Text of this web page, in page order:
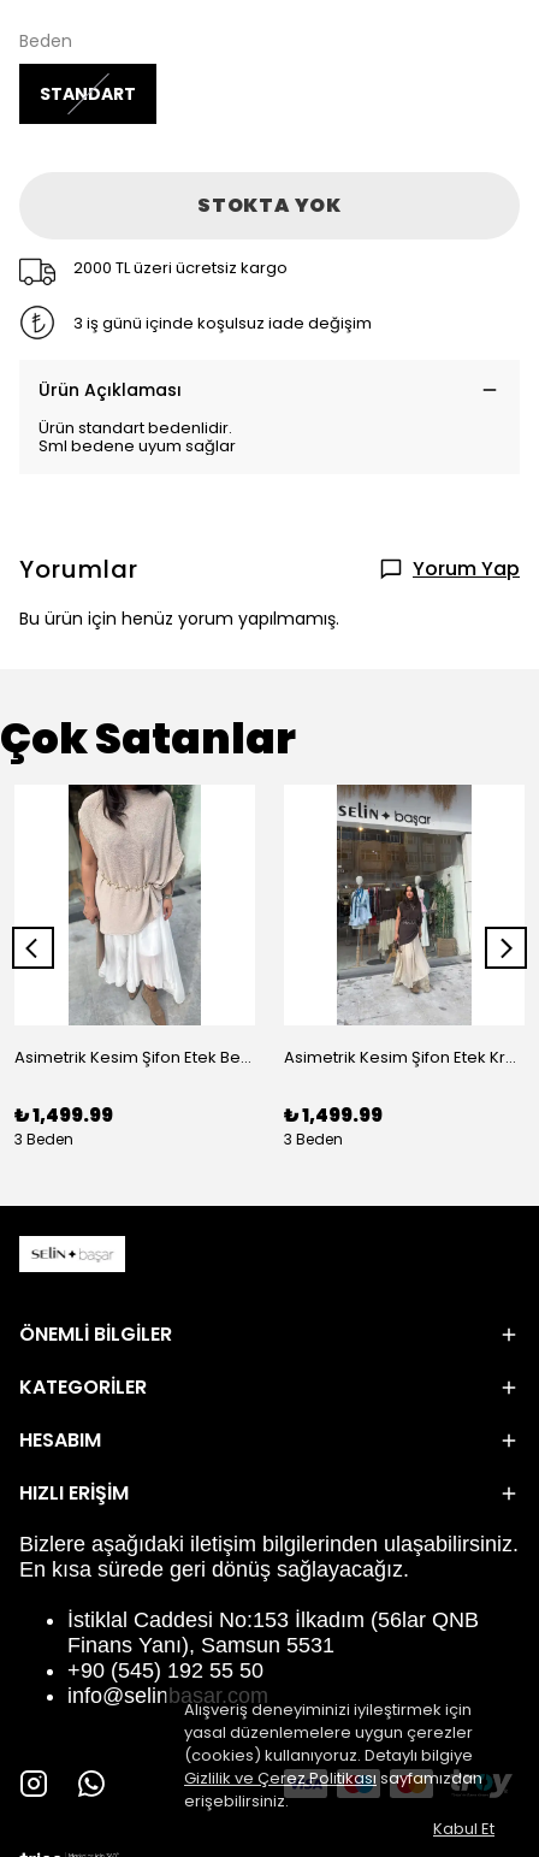
Alışveriş deneyiminizi iyileştirmek için
yasal düzenlemelere uygun çerezler
(cookies) kullanıyoruz. Detaylı bilgiye
Gizlilik ve Çerez Politikasısayfamızdan
erişebilirsiniz.
Kabul Et
Beden
STANDART
STOKTA YOK
2000 TL üzeri ücretsiz kargo
3 iş günü içinde koşulsuz iade değişim
Ürün Açıklaması
Ürün standart bedenlidir.
Sml bedene uyum sağlar
Yorumlar Yorum Yap
Bu ürün için henüz yorum yapılmamış.
Çok Satanlar
Asimetrik Kesim Şifon Etek Beyaz
₺ 1,499.99
3 Beden
Asimetrik Kesim Şifon Etek Krem
₺ 1,499.99
3 Beden
ÖNEMLİ BİLGİLER
KATEGORİLER
HESABIM
HIZLI ERİŞİM
Bizlere aşağıdaki iletişim bilgilerinden ulaşabilirsiniz.
En kısa sürede geri dönüş sağlayacağız.
İstiklal Caddesi No:153 İlkadım (56lar QNB
Finans Yanı), Samsun 5531
+90 (545) 192 55 50
info@selinbasar.com